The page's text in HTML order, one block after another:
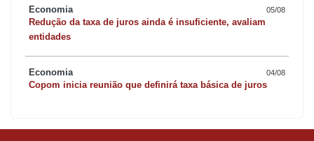
Economia 05/08
Redução da taxa de juros ainda é insuficiente, avaliam
entidades
Economia 04/08
Copom inicia reunião que definirá taxa básica de juros